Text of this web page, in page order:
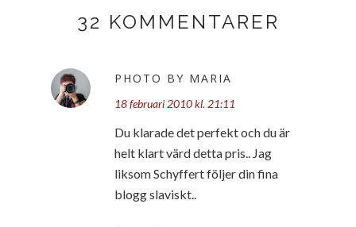
32 KOMMENTARER
PHOTO BY MARIA
18 februari 2010 kl. 21:11
Du klarade det perfekt och du är
helt klart värd detta pris.. Jag
liksom Schyffert följer din fina
blogg slaviskt..